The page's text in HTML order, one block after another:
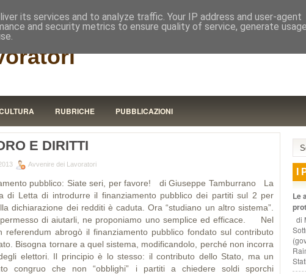
RISTORANTE
RUBRICHE PUBBLICAZIONI
E DIRITTI
Avvenire dei Lavoratori
pubblico: Siate seri, per favore! di Giuseppe Tamburrano La
di Letta di introdurre il finanziamento pubblico dei partiti sul 2 per
dichiarazione dei redditi è caduta. Ora “studiano un altro sistema”.
di aiutarli, ne proponiamo uno semplice ed efficace. Nel
referendum abrogò il finanziamento pubblico fondato sul contributo
Bisogna tornare a quel sistema, modificandolo, perché non incorra
degli elettori. Il principio è lo stesso: il contributo dello Stato, ma un
congruo che non “obblighi” i partiti a chiedere soldi sporchi
I
Le
di
its services and to analyze traffic. Your IP address and user-agent
and security metrics to ensure quality of service, generate usage